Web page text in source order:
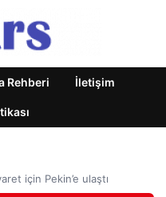
Rehberi İletişim
için Pekin’e ulaştı